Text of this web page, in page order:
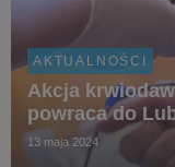
AKTUALNOŚCI
Akcja
powraca do
13 maja 2024